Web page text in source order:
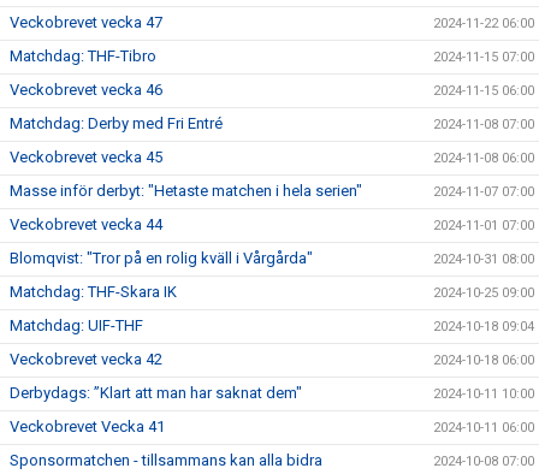
Veckobrevet vecka 47 2024-11-22 06:00
Matchdag: THF-Tibro 2024-11-15 07:00
Veckobrevet vecka 46 2024-11-15 06:00
Matchdag: Derby med Fri Entré 2024-11-08 07:00
Veckobrevet vecka 45 2024-11-08 06:00
Masse inför derbyt: "Hetaste matchen i hela serien" 2024-11-07 07:00
Veckobrevet vecka 44 2024-11-01 07:00
Blomqvist: "Tror på en rolig kväll i Vårgårda" 2024-10-31 08:00
Matchdag: THF-Skara IK 2024-10-25 09:00
Matchdag: UIF-THF 2024-10-18 09:04
Veckobrevet vecka 42 2024-10-18 06:00
Derbydags: ”Klart att man har saknat dem" 2024-10-11 10:00
Veckobrevet Vecka 41 2024-10-11 06:00
Sponsormatchen - tillsammans kan alla bidra 2024-10-08 07:00